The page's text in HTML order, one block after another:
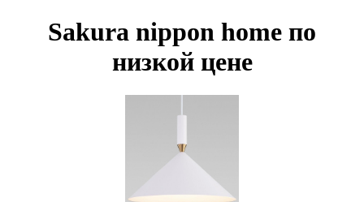
Sakura nippon home по
низкой цене